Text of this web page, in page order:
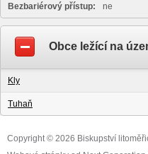
Bezbariérový přístup: ne
Obce ležící na
Kly
Tuhaň
Copyright © 2026 Biskupství